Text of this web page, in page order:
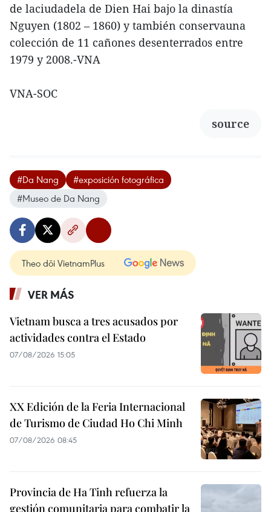
de laciudadela de Dien Hai bajo la dinastía
Nguyen (1802 – 1860) y también conservauna
colección de 11 cañones desenterrados entre
1979 y 2008.-VNA
VNA-SOC
source
#Da Nang
#exposición fotográfica
#Museo de Da Nang
Theo dõi VietnamPlus
VER MÁS
Vietnam busca a tres acusados por
actividades contra el Estado
07/08/2026 15:05
XX Edición de la Feria Internacional
de Turismo de Ciudad Ho Chi Minh
07/08/2026 08:45
Provincia de Ha Tinh refuerza la
gestión comunitaria para combatir la